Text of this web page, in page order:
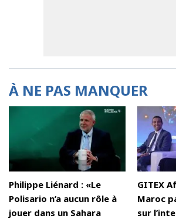
À NE PAS MANQUER
Philippe Liénard : «Le
Polisario n’a aucun rôle à
jouer dans un Sahara
GITEX
Maroc
sur